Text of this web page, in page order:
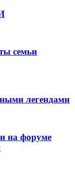
семьи
легендами
на форуме